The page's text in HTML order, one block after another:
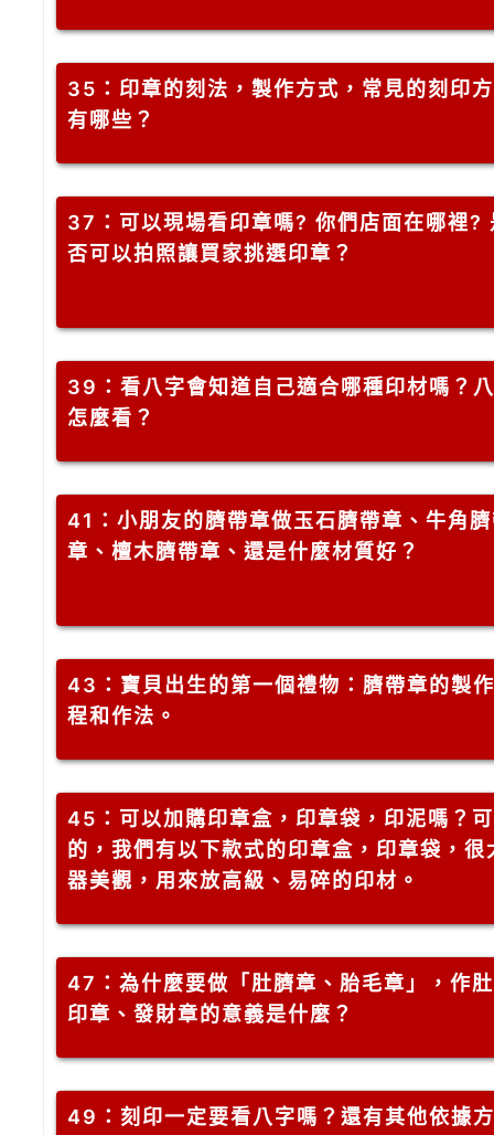
35 ：印章的刻法，製作方式，常見的刻印
有哪些？
37 ：可以現場看印章嗎? 你們店面在哪裡?
否可以拍照讓買家挑選印章？
39 ：看八字會知道自己適合哪種印材嗎？
怎麼看？
41 ：小朋友的臍帶章做玉石臍帶章、牛角
章、檀木臍帶章、還是什麼材質好？
43 ：寶貝出生的第一個禮物：臍帶章的製
程和作法。
45 ：可以加購印章盒，印章袋，印泥嗎？
的，我們有以下款式的印章盒，印章袋，很
器美觀，用來放高級、易碎的印材。
47 ：為什麼要做「肚臍章、胎毛章」，作
印章、發財章的意義是什麼？
49 ：刻印一定要看八字嗎？還有其他依據